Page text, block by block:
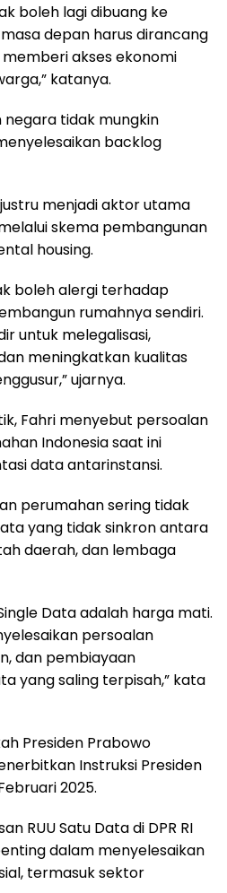
boleh lagi dibuang ke
depan harus dirancang
akses ekonomi
katanya.
negara tidak mungkin
backlog
menjadi aktor utama
skema pembangunan
housing.
boleh alergi terhadap
rumahnya sendiri.
untuk melegalisasi,
meningkatkan kualitas
ujarnya.
Fahri menyebut persoalan
Indonesia saat ini
data antarinstansi.
perumahan sering tidak
yang tidak sinkron antara
daerah, dan lembaga
Data adalah harga mati.
persoalan
dan pembiayaan
yang saling terpisah,” kata
Presiden Prabowo
Instruksi Presiden
2025.
RUU Satu Data di DPR RI
dalam menyelesaikan
termasuk sektor